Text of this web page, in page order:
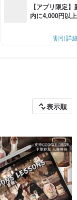
【アプリ限定
内に4,000円以
割引詳
表示順